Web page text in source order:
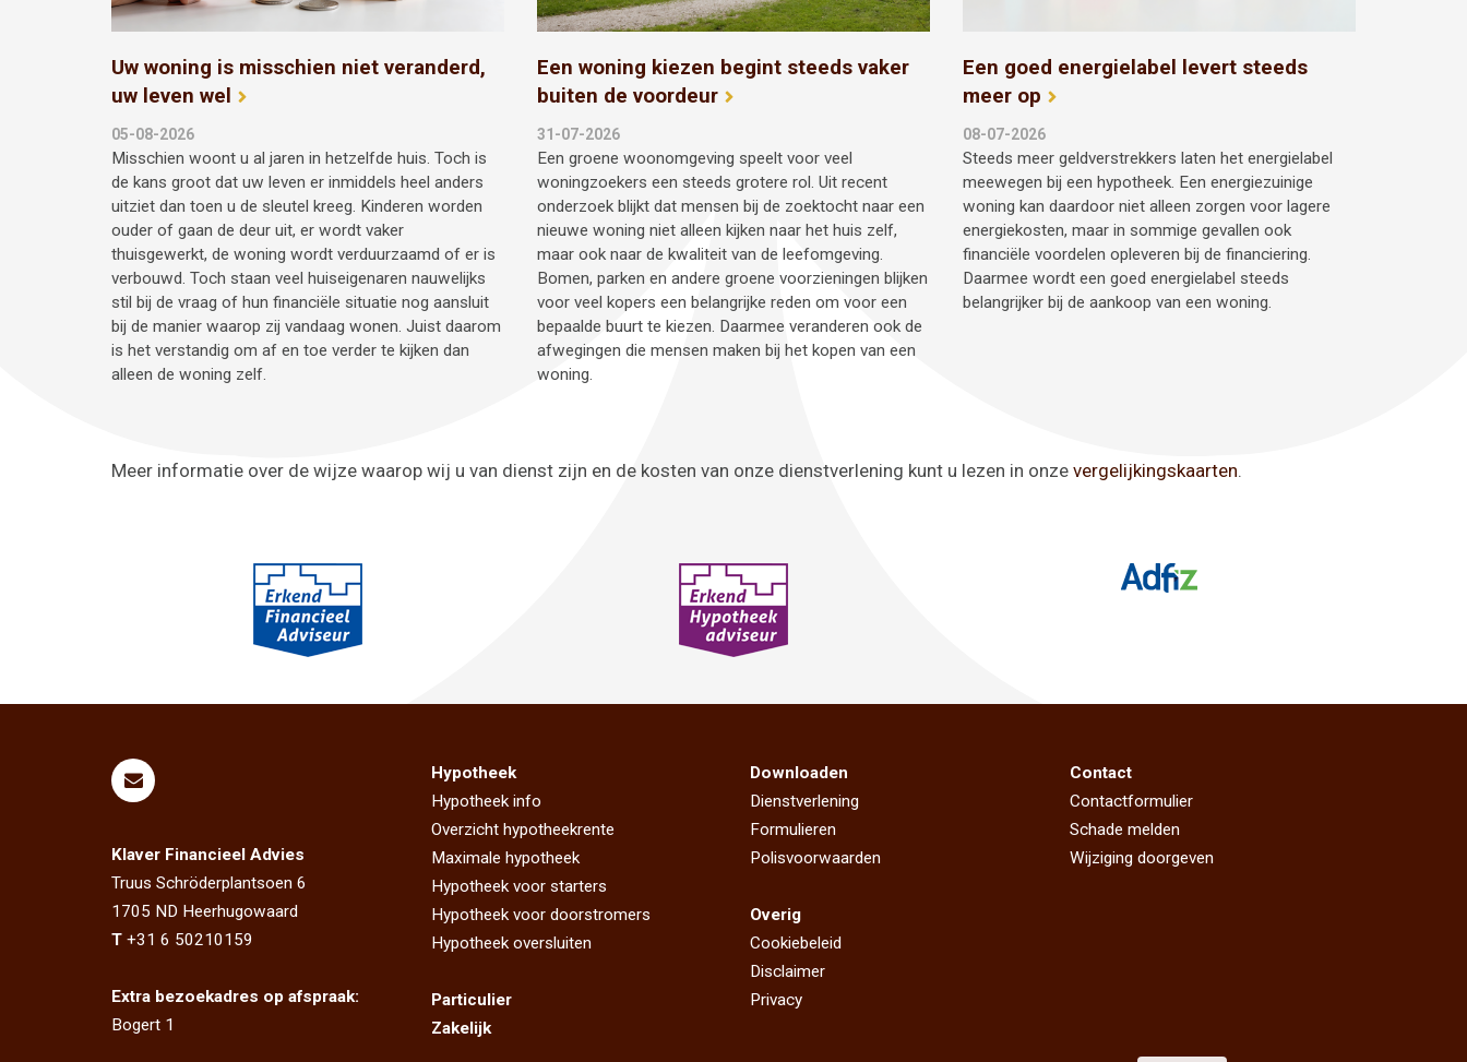
Uw woning is misschien niet veranderd,
uw leven wel
05-08-2026
Misschien woont u al jaren in hetzelfde huis. Toch is
de kans groot dat uw leven er inmiddels heel anders
uitziet dan toen u de sleutel kreeg. Kinderen worden
ouder of gaan de deur uit, er wordt vaker
thuisgewerkt, de woning wordt verduurzaamd of er is
verbouwd. Toch staan veel huiseigenaren nauwelijks
stil bij de vraag of hun financiële situatie nog aansluit
bij de manier waarop zij vandaag wonen. Juist daarom
is het verstandig om af en toe verder te kijken dan
alleen de woning zelf.
Een woning kiezen begint steeds vaker
buiten de voordeur
31-07-2026
Een groene woonomgeving speelt voor veel
woningzoekers een steeds grotere rol. Uit recent
onderzoek blijkt dat mensen bij de zoektocht naar een
nieuwe woning niet alleen kijken naar het huis zelf,
maar ook naar de kwaliteit van de leefomgeving.
Bomen, parken en andere groene voorzieningen blijken
voor veel kopers een belangrijke reden om voor een
bepaalde buurt te kiezen. Daarmee veranderen ook de
afwegingen die mensen maken bij het kopen van een
woning.
Een goed energielabel levert steeds
meer op
08-07-2026
Steeds meer geldverstrekkers laten het energielabel
meewegen bij een hypotheek. Een energiezuinige
woning kan daardoor niet alleen zorgen voor lagere
energiekosten, maar in sommige gevallen ook
financiële voordelen opleveren bij de financiering.
Daarmee wordt een goed energielabel steeds
belangrijker bij de aankoop van een woning.
Meer informatie over de wijze waarop wij u van dienst zijn en de kosten van onze dienstverlening kunt u lezen in onze vergelijkingskaarten.
Klaver Financieel Advies
Truus Schröderplantsoen 6
1705 ND Heerhugowaard
T +31 6 50210159
Extra bezoekadres op afspraak:
Bogert 1
Hypotheek
Hypotheek info
Overzicht hypotheekrente
Maximale hypotheek
Hypotheek voor starters
Hypotheek voor doorstromers
Hypotheek oversluiten
Particulier
Zakelijk
Downloaden
Dienstverlening
Formulieren
Polisvoorwaarden
Overig
Cookiebeleid
Disclaimer
Privacy
Contact
Contactformulier
Schade melden
Wijziging doorgeven